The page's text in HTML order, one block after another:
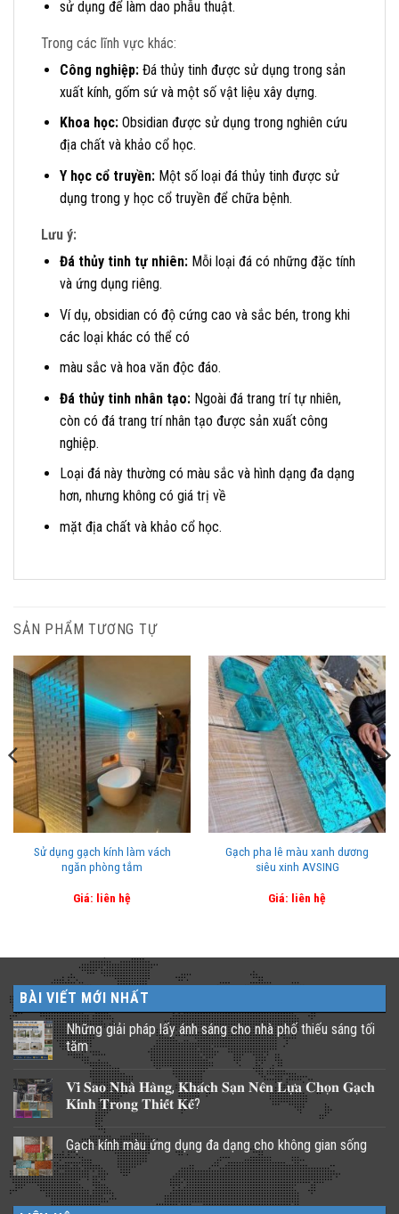
sử dụng để làm dao phẫu thuật.
Trong các lĩnh vực khác:
Công nghiệp:Đá thủy tinh được sử dụng trong sản
xuất kính, gốm sứ và một số vật liệu xây dựng.
Khoa học:Obsidian được sử dụng trong nghiên cứu
địa chất và khảo cổ học.
Y học cổ truyền:Một số loại đá thủy tinh được sử
dụng trong y học cổ truyền để chữa bệnh.
Lưu ý:
Đá thủy tinh tự nhiên:Mỗi loại đá có những đặc tính
và ứng dụng riêng.
Ví dụ, obsidian có độ cứng cao và sắc bén, trong khi
các loại khác có thể có
màu sắc và hoa văn độc đáo.
Đá thủy tinh nhân tạo:Ngoài đá trang trí tự nhiên,
còn có đá trang trí nhân tạo được sản xuất công
nghiệp.
Loại đá này thường có màu sắc và hình dạng đa dạng
hơn, nhưng không có giá trị về
mặt địa chất và khảo cổ học.
SẢN PHẨM TƯƠNG TỰ
Sử dụng gạch kính làm vách
ngăn phòng tắm
Giá: liên hệ
Gạch pha lê màu xanh dương
siêu xinh AVSING
Giá: liên hệ
BÀI VIẾT MỚI NHẤT
Những giải pháp lấy ánh sáng cho nhà phố thiếu sáng tối
tăm
Không
bình
luận
ở
pháp
lấy
ánh
sáng
cho
nhà
𝐕𝐢̀ 𝐒𝐚𝐨 𝐍𝐡𝐚̀ 𝐇𝐚̀𝐧𝐠, 𝐊𝐡𝐚́𝐜𝐡 𝐒𝐚̣𝐧 𝐍𝐞̂𝐧 𝐋𝐮̛̣𝐚 𝐂𝐡𝐨̣𝐧 𝐆𝐚̣𝐜𝐡
𝐊𝐢́𝐧𝐡 𝐓𝐫𝐨𝐧𝐠 𝐓𝐡𝐢𝐞̂́𝐭 𝐊𝐞̂́?
bình
luận
ở
𝐕𝐢̀
𝐒𝐚𝐨
𝐍𝐡𝐚̀
Gạch kính màu ứng dụng đa dạng cho không gian sống
Không
có
bình
luận
ở